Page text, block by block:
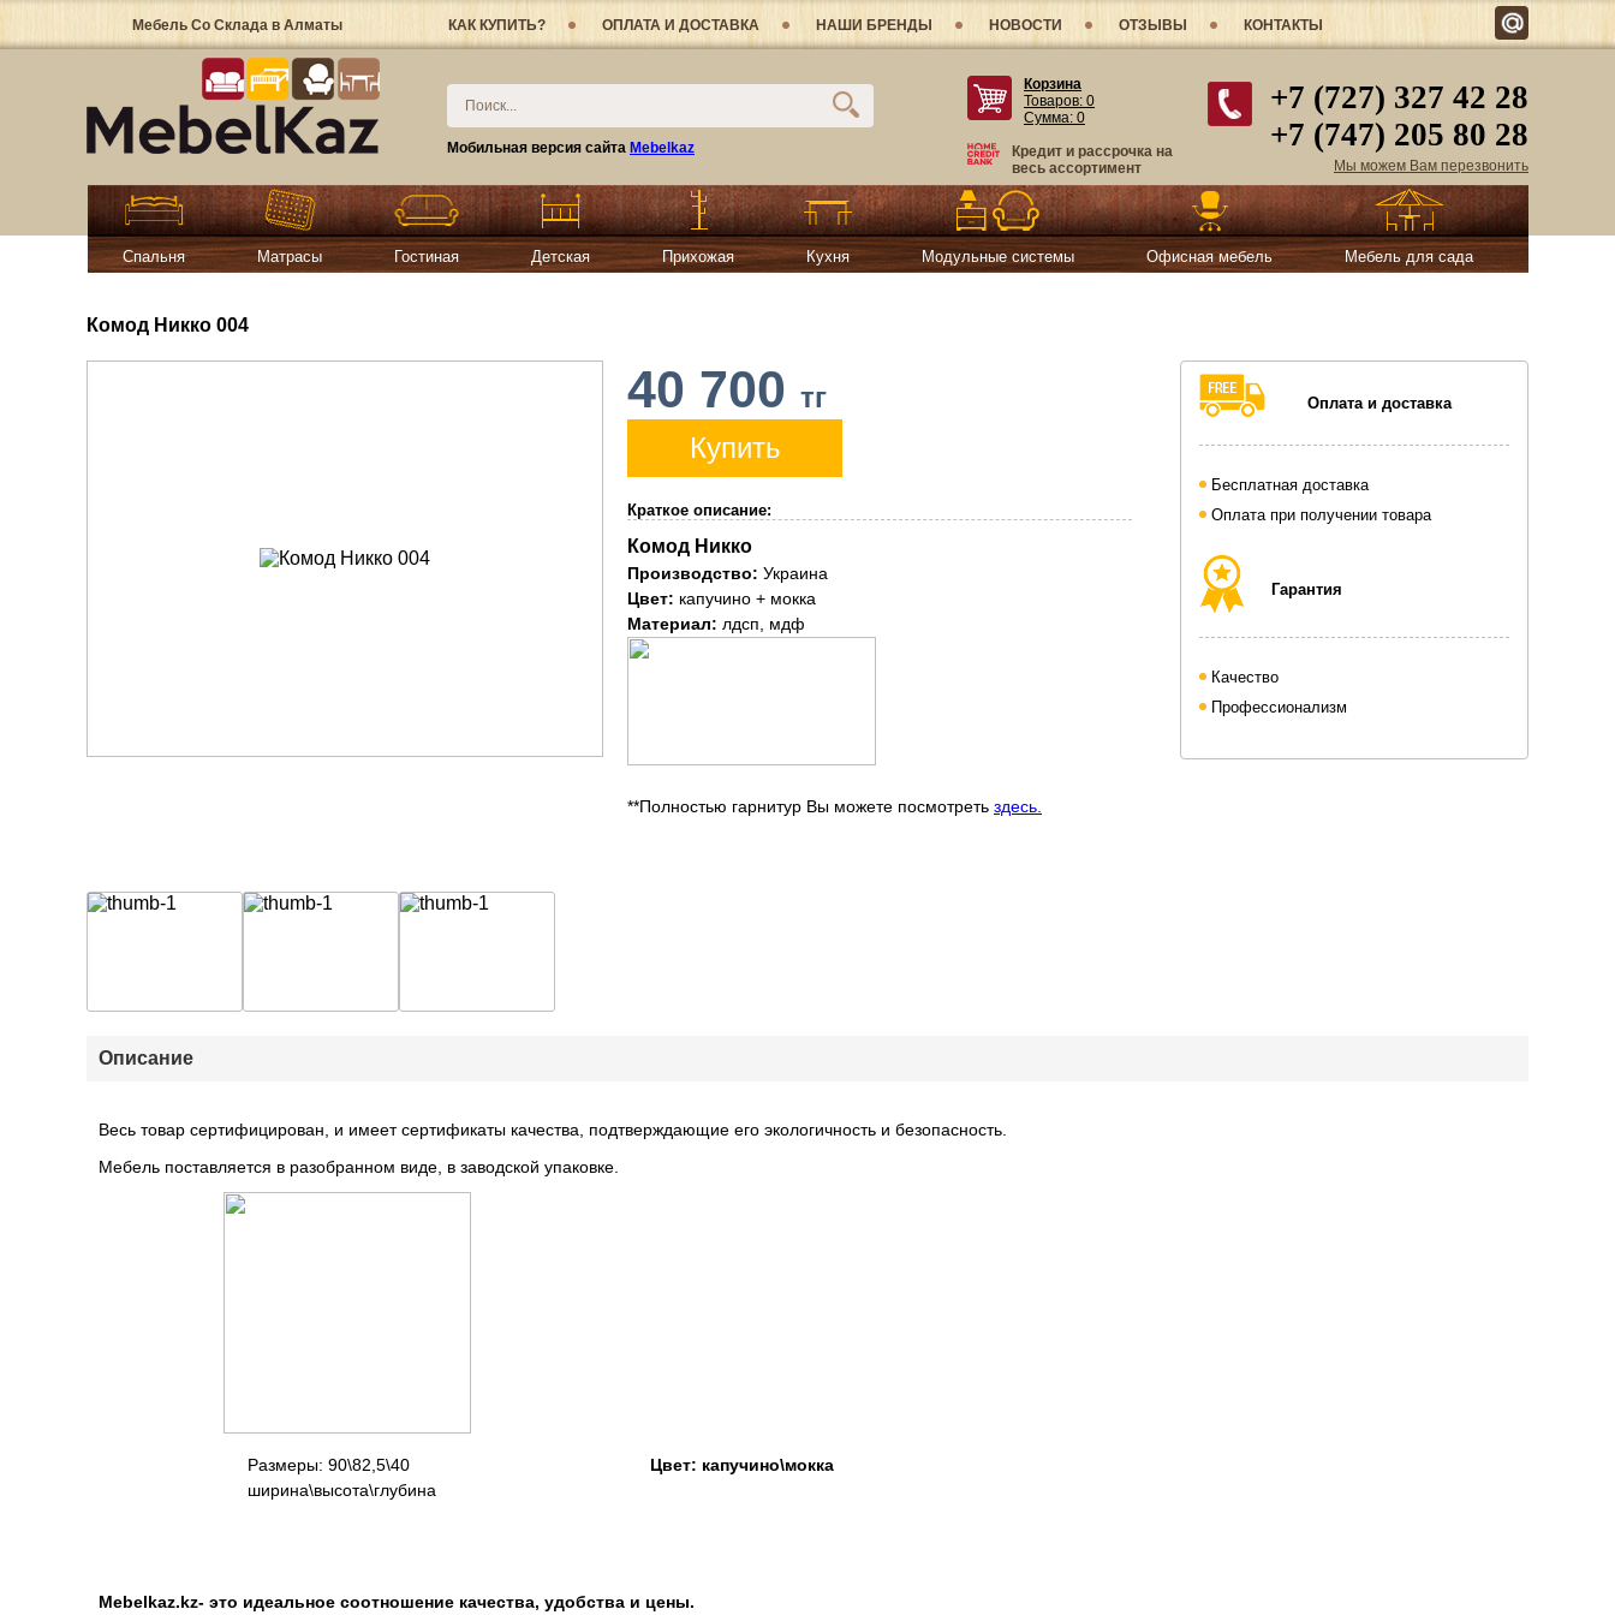
Мебель Со Склада в Алматы КАК КУПИТЬ? ОПЛАТА И ДОСТАВКА НАШИ БРЕНДЫ НОВОСТИ ОТЗЫВЫ КОНТАКТЫ
+7 (727) 327 42 28
+7 (747) 205 80 28
Мы можем Вам перезвонить
Корзина
Товаров: 0
Сумма: 0
Кредит и рассрочка на
весь ассортимент
Мобильная версия сайта Mebelkaz
Спальня Матрасы Гостиная Детская Прихожая Кухня Модульные системы Офисная мебель Мебель для сада
Комод Никко 004
40 700 тг
Купить
Краткое описание:
Комод Никко
Производство: Украина
Цвет: капучино + мокка
Материал: лдсп, мдф
**Полностью гарнитур Вы можете посмотреть здесь.
Оплата и доставка
Бесплатная доставка
Оплата при получении товара
Гарантия
Качество
Профессионализм
Описание
Весь товар сертифицирован, и имеет сертификаты качества, подтверждающие его экологичность и безопасность.
Мебель поставляется в разобранном виде, в заводской упаковке.
Размеры: 90\82,5\40
Цвет: капучино\мокка
ширина\высота\глубина
Mebelkaz.kz- это идеальное соотношение качества, удобства и цены.